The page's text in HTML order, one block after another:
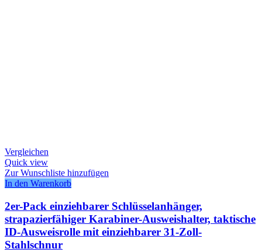
Vergleichen
Quick view
Zur Wunschliste hinzufügen
In den Warenkorb
2er-Pack einziehbarer Schlüsselanhänger,
strapazierfähiger Karabiner-Ausweishalter, taktische
ID-Ausweisrolle mit einziehbarer 31-Zoll-
Stahlschnur